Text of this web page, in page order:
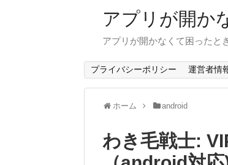
アプリが開か
アプリが開かなくて困ったと
プライバシーポリシー 運営者情
ホーム android
わき毛戦士: